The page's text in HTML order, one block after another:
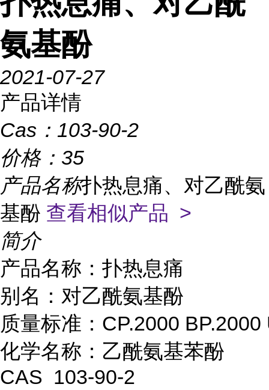
氨基酚
2021-07-27
产品详情
Cas： 103-90-2
价格： 35
产品名称扑热息痛、对乙酰氨
基酚 查看相似产品 >
简介
产品名称：扑热息痛
别名：对乙酰氨基酚
质量标准：CP.2000
化学名称：乙酰氨基苯酚
CAS  103-90-2